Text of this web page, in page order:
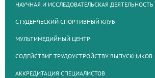
НАУЧНАЯ И ИССЛЕДОВАТЕЛЬСКАЯ ДЕЯТЕЛЬНОСТЬ
СТУДЕНЧЕСКИЙ СПОРТИВНЫЙ КЛУБ
МУЛЬТИМЕДИЙНЫЙ ЦЕНТР
СОДЕЙСТВИЕ ТРУДОУСТРОЙСТВУ ВЫПУСКНИКОВ
АККРЕДИТАЦИЯ СПЕЦИАЛИСТОВ